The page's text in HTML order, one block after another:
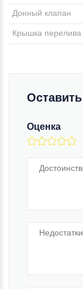
Донный клапан
Крышка перелива
Оценка